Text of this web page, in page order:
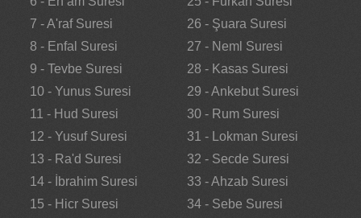
7 - A'raf Suresi
8 - Enfal Suresi
9 - Tevbe Suresi
10 - Yunus Suresi
11 - Hud Suresi
12 - Yusuf Suresi
13 - Ra'd Suresi
14 - İbrahim Suresi
15 - Hicr Suresi
26 - Şuara Suresi
27 - Neml Suresi
28 - Kasas Suresi
29 - Ankebut Suresi
30 - Rum Suresi
31 - Lokman Suresi
32 - Secde Suresi
33 - Ahzab Suresi
34 - Sebe Suresi